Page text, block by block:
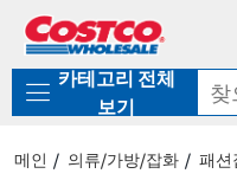
로
기
가
카테고리 전체
보기
메인 의류/가방/잡화 패션